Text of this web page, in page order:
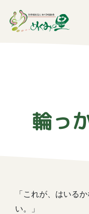
輪っ
「これが、はいる
い。」